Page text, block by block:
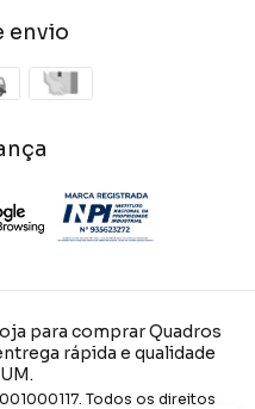
envio
para comprar Quadros
rápida e qualidade
Todos os direitos